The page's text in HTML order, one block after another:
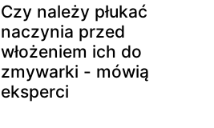
Czy należy płukać
naczynia przed
włożeniem ich do
zmywarki - mówią
eksperci